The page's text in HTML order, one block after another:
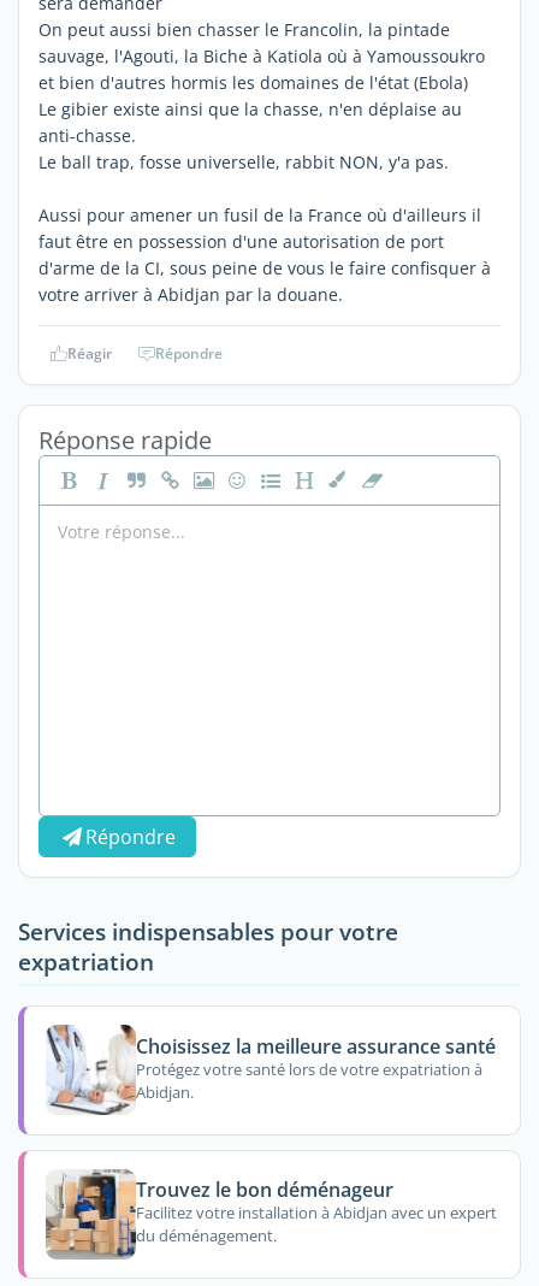
On peut aussi bien chasser le Francolin, la pintade
sauvage, l'Agouti, la Biche à Katiola où à Yamoussoukro
et bien d'autres hormis les domaines de l'état (Ebola)
Le gibier existe ainsi que la chasse, n'en déplaise au
anti-chasse.
Le ball trap, fosse universelle, rabbit NON, y'a pas.
Aussi pour amener un fusil de la France où d'ailleurs il
faut être en possession d'une autorisation de port
d'arme de la CI, sous peine de vous le faire confisquer à
votre arriver à Abidjan par la douane.
Réagir Répondre
Réponse rapide
Répondre
Services indispensables pour votre
expatriation
Choisissez la meilleure assurance santé
Protégez votre santé lors de votre expatriation à
Abidjan.
Trouvez le bon déménageur
Facilitez votre installation à Abidjan avec un expert
du déménagement.